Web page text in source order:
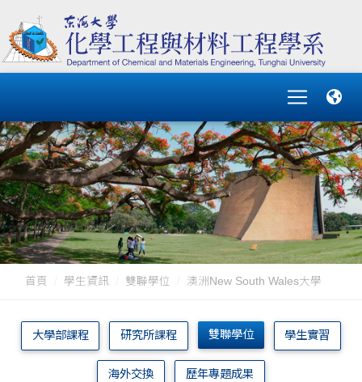
首頁 學生資訊 雙聯學位 澳洲New South Wales大學
大學部課程 研究所課程 雙聯學位 學生實習
海外交換 歷年專題成果